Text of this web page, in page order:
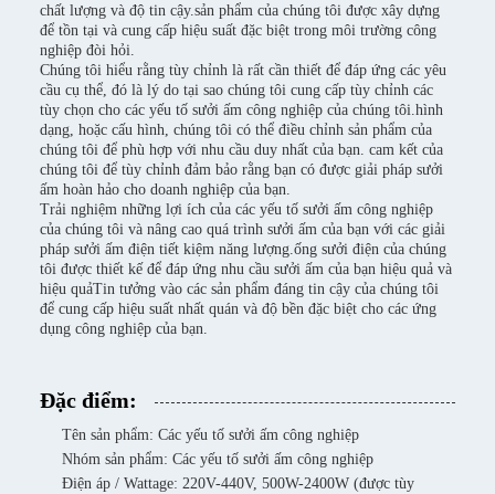
chất lượng và độ tin cậy.sản phẩm của chúng tôi được xây dựng
để tồn tại và cung cấp hiệu suất đặc biệt trong môi trường công
nghiệp đòi hỏi.
Chúng tôi hiểu rằng tùy chỉnh là rất cần thiết để đáp ứng các yêu
cầu cụ thể, đó là lý do tại sao chúng tôi cung cấp tùy chỉnh các
tùy chọn cho các yếu tố sưởi ấm công nghiệp của chúng tôi.hình
dạng, hoặc cấu hình, chúng tôi có thể điều chỉnh sản phẩm của
chúng tôi để phù hợp với nhu cầu duy nhất của bạn. cam kết của
chúng tôi để tùy chỉnh đảm bảo rằng bạn có được giải pháp sưởi
ấm hoàn hảo cho doanh nghiệp của bạn.
Trải nghiệm những lợi ích của các yếu tố sưởi ấm công nghiệp
của chúng tôi và nâng cao quá trình sưởi ấm của bạn với các giải
pháp sưởi ấm điện tiết kiệm năng lượng.ống sưởi điện của chúng
tôi được thiết kế để đáp ứng nhu cầu sưởi ấm của bạn hiệu quả và
hiệu quảTin tưởng vào các sản phẩm đáng tin cậy của chúng tôi
để cung cấp hiệu suất nhất quán và độ bền đặc biệt cho các ứng
dụng công nghiệp của bạn.
Đặc điểm:
Tên sản phẩm: Các yếu tố sưởi ấm công nghiệp
Nhóm sản phẩm: Các yếu tố sưởi ấm công nghiệp
Điện áp / Wattage: 220V-440V, 500W-2400W (được tùy